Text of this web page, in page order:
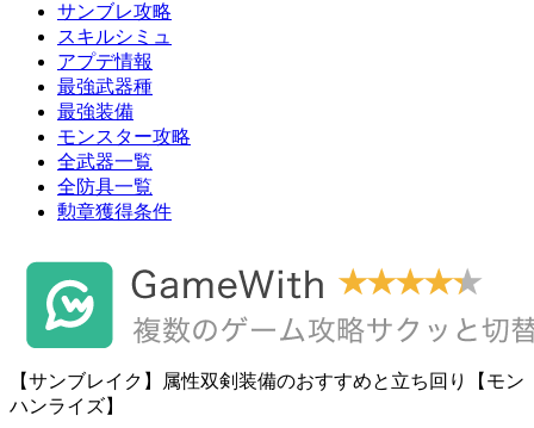
サンブレ攻略
スキルシミュ
アプデ情報
最強武器種
最強装備
モンスター攻略
全武器一覧
全防具一覧
勲章獲得条件
【サンブレイク】属性双剣装備のおすすめと立ち回り【モン
ハンライズ】